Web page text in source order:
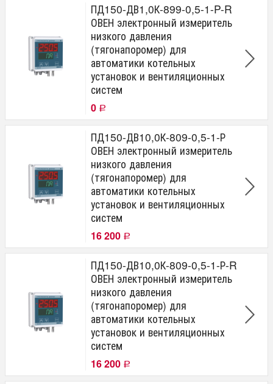
ПД150-ДВ1,0К-899-0,5-1-P-R
ОВЕН электронный измеритель
низкого давления
(тягонапоромер) для
автоматики котельных
установок и вентиляционных
систем
0 Р
ПД150-ДВ10,0К-809-0,5-1-Р
ОВЕН электронный измеритель
низкого давления
(тягонапоромер) для
автоматики котельных
установок и вентиляционных
систем
16 200 Р
ПД150-ДВ10,0К-809-0,5-1-Р-R
ОВЕН электронный измеритель
низкого давления
(тягонапоромер) для
автоматики котельных
установок и вентиляционных
систем
16 200 Р